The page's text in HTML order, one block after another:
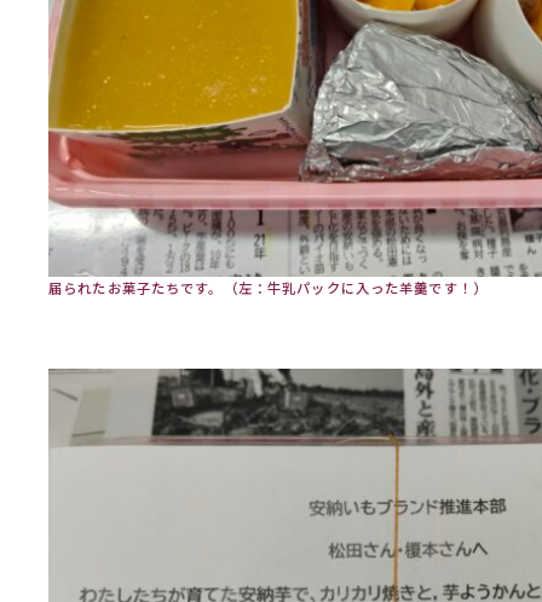
届られたお菓子たちです。（左：牛乳パックに入った羊羹です！）